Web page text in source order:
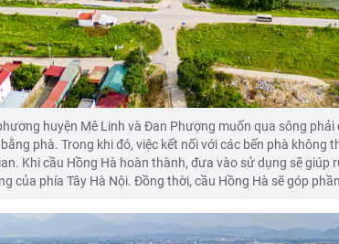
huyện Mê Linh và Đan Phượng muốn qua sông
phà. Trong khi đó, việc kết nối với các bến phà không
Khi cầu Hồng Hà hoàn thành, đưa vào sử dụng sẽ giúp
của phía Tây Hà Nội. Đồng thời, cầu Hồng Hà sẽ góp